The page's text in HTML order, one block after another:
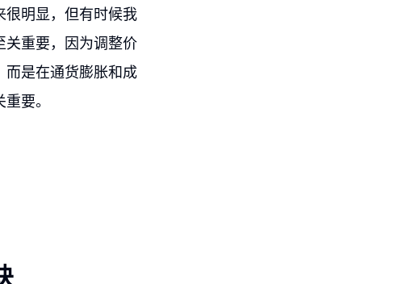
很明显，但有时候我
关重要，因为调整价
而是在通货膨胀和成
要。